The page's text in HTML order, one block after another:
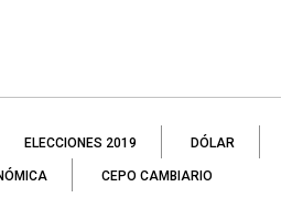
ELECCIONES 2019 DÓLAR
CEPO CAMBIARIO